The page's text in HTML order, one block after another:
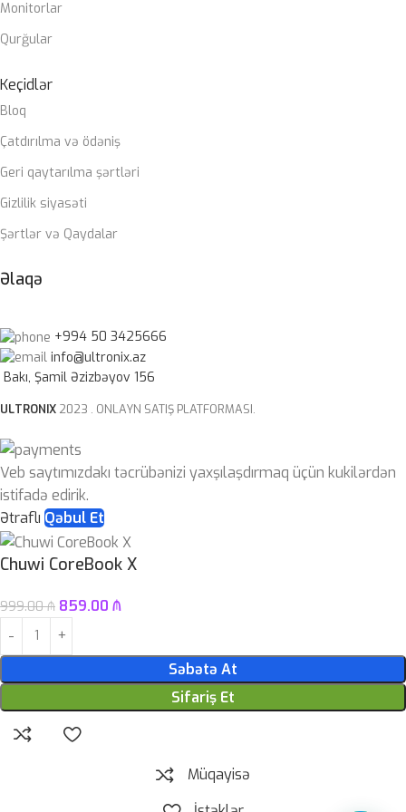
Monitorlar
Qurğular
Keçidlər
Bloq
Çatdırılma və ödəniş
Geri qaytarılma şərtləri
Gizlilik siyasəti
Şərtlər və Qaydalar
Əlaqə
+994 50 3425666
info@ultronix.az
Bakı, Şamil Əzizbəyov 156
ULTRONIX 2023 . ONLAYN SATIŞ PLATFORMASI.
Veb saytımızdakı təcrübənizi yaxşılaşdırmaq üçün kukilərdən
istifadə edirik.
Ətraflı Qəbul Et
Chuwi CoreBook X
999.00₼ 859.00 ₼
Səbətə At
Sifariş Et
Müqayisə